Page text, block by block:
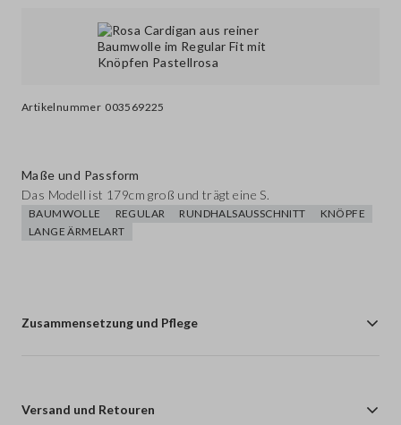
Artikelnummer 003569225
Maße und Passform
Das Modell ist 179cm groß und trägt eine S.
BAUMWOLLE REGULAR RUNDHALSAUSSCHNITT
KNÖPFE
LANGE ÄRMELART
Zusammensetzung und Pflege
Versand und Retouren